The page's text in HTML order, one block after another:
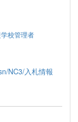
校管理者
NC3/入札情報